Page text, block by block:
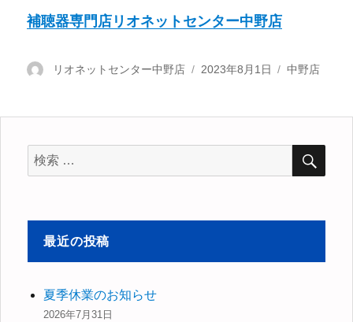
補聴器専門店リオネットセンター中野店
投
リオネットセンター中野店
投
2023年8月1日
カ
ー
中野店
検
索
象:
検
最近の投稿
夏季休業のお知らせ
2026年7月31日